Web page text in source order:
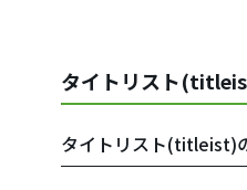
タイトリスト
タイトリスト(titleist)